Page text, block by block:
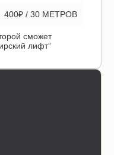
400₽ / 30 МЕТРОВ
сможет
лифт”